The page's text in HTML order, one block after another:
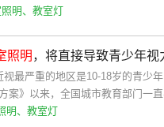
明、教室灯
照明 ，将直接导致青少年视
最严重的地区是10-18岁的青少
案》以来，全国城市教育部门一
明、教室灯